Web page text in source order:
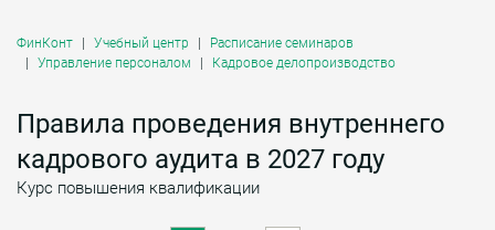
ФинКонт Учебный центр
Расписание семинаров
Управление персоналом
Кадровое делопроизводство
Правила проведения внутреннего
кадрового аудита в 2027 году
Курс повышения квалификации
Даю согласие на обработку персональных